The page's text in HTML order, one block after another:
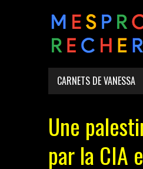
CARNETS DE VANESSA
Une
par la CIA